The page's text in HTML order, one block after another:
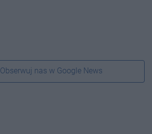
Obserwuj nas w Google News